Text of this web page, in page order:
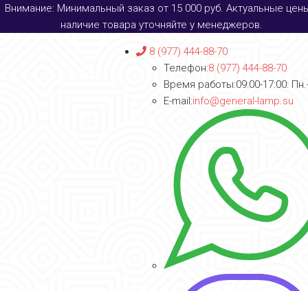
Внимание: Минимальный заказ от 15 000 руб. Актуальные
наличие товара уточняйте у менеджеров.
8 (977) 444-88-70
Телефон:8 (977) 444-88-70
Время работы:09:00-17:00:
E-mail:info@general-lamp.su